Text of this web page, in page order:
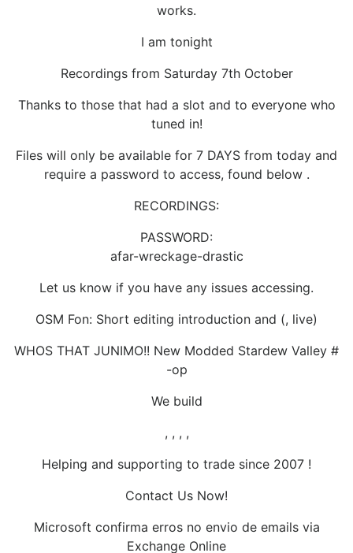
works.
I am tonight
Recordings from Saturday 7th October
Thanks to those that had a slot and to everyone who
tuned in!
Files will only be available for 7 DAYS from today and
require a password to access, found below .
RECORDINGS:
PASSWORD:
afar-wreckage-drastic
Let us know if you have any issues accessing.
OSM Fon: Short editing introduction and (, live)
WHOS THAT JUNIMO!! New Modded Stardew Valley #
-op
We build
, , , ,
Helping and supporting to trade since 2007 !
Contact Us Now!
Microsoft confirma erros no envio de emails via
Exchange Online